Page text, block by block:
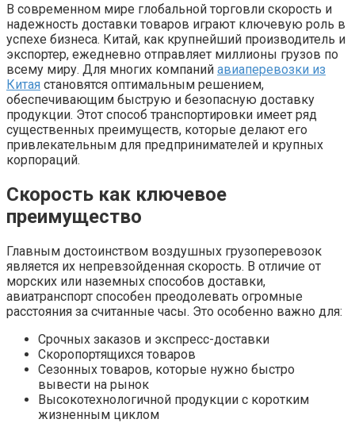
В современном мире глобальной торговли скорость и
надежность доставки товаров играют ключевую роль в
успехе бизнеса. Китай, как крупнейший производитель и
экспортер, ежедневно отправляет миллионы грузов по
всему миру. Для многих компаний авиаперевозки из
Китая становятся оптимальным решением,
обеспечивающим быструю и безопасную доставку
продукции. Этот способ транспортировки имеет ряд
существенных преимуществ, которые делают его
привлекательным для предпринимателей и крупных
корпораций.
Скорость как ключевое
преимущество
Главным достоинством воздушных грузоперевозок
является их непревзойденная скорость. В отличие от
морских или наземных способов доставки,
авиатранспорт способен преодолевать огромные
расстояния за считанные часы. Это особенно важно для:
Срочных заказов и экспресс-доставки
Скоропортящихся товаров
Сезонных товаров, которые нужно быстро
вывести на рынок
Высокотехнологичной продукции с коротким
жизненным циклом